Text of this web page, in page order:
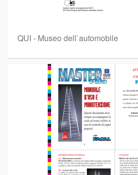
QUI - Museo dell`automobile